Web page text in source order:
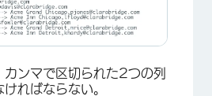
カンマで区切られた2つの列
ればならない。